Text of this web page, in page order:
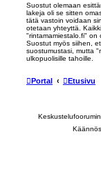
Suostut olemaan
lakeja oli se sitten
tätä vastoin voidaan
otetaan yhteyttä.
"rintamamiestalo.fi" on
Suostut myös siihen,
suostumustasi, mutta
ulkopuolisille tahoille.
Portal Etusivu